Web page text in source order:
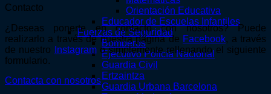
Orientación Educativa
Educador de Escuelas Infantiles
Fuerzas de Seguridad
Bomberos
Ejecutivo Policía Nacional
Guardia Civil
Ertzaintza
Guardia Urbana Barcelona
Contacto
¿Deseas ponerte en contacto con nosotros? Puede
realizarlo a través de nuestra página de Facebook, a través
de nuestro
Instagramo simplemente rellenando el siguiente
formulario.
Contacta con nosotros